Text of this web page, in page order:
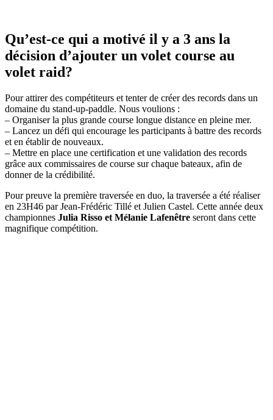
Qu’est-ce qui a motivé il y a 3 ans la
décision d’ajouter un volet course au
volet raid?
Pour attirer des compétiteurs et tenter de créer des records dans un
domaine du stand-up-paddle. Nous voulions :
– Organiser la plus grande course longue distance en pleine mer.
– Lancez un défi qui encourage les participants à battre des records
et en établir de nouveaux.
– Mettre en place une certification et une validation des records
grâce aux commissaires de course sur chaque bateaux, afin de
donner de la crédibilité.
Pour preuve la première traversée en duo, la traversée a été réaliser
en 23H46 par Jean-Frédéric Tillé et Julien Castel. Cette année deux
championnes Julia Risso et Mélanie Lafenêtre seront dans cette
magnifique compétition.